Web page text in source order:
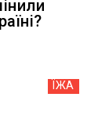
ЇЖА